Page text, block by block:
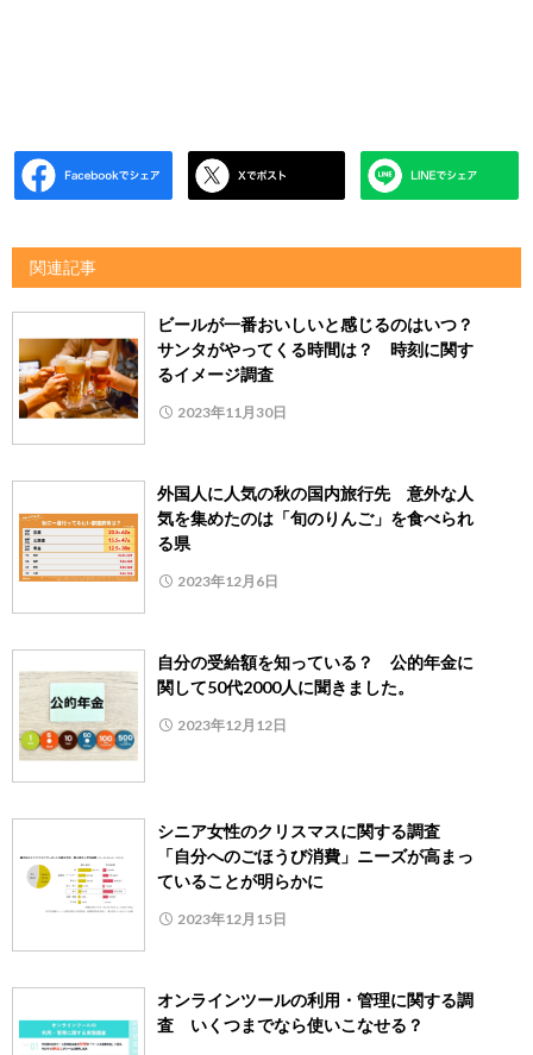
関連記事
ビールが一番おいしいと感じるのはいつ？
サンタがやってくる時間は？ 時刻に関す
るイメージ調査
2023年11月30日
外国人に人気の秋の国内旅行先 意外な人
気を集めたのは「旬のりんご」を食べられ
る県
2023年12月6日
自分の受給額を知っている？ 公的年金に
関して50代2000人に聞きました。
2023年12月12日
シニア女性のクリスマスに関する調査
「自分へのごほうび消費」ニーズが高まっ
ていることが明らかに
2023年12月15日
オンラインツールの利用・管理に関する調
査 いくつまでなら使いこなせる？